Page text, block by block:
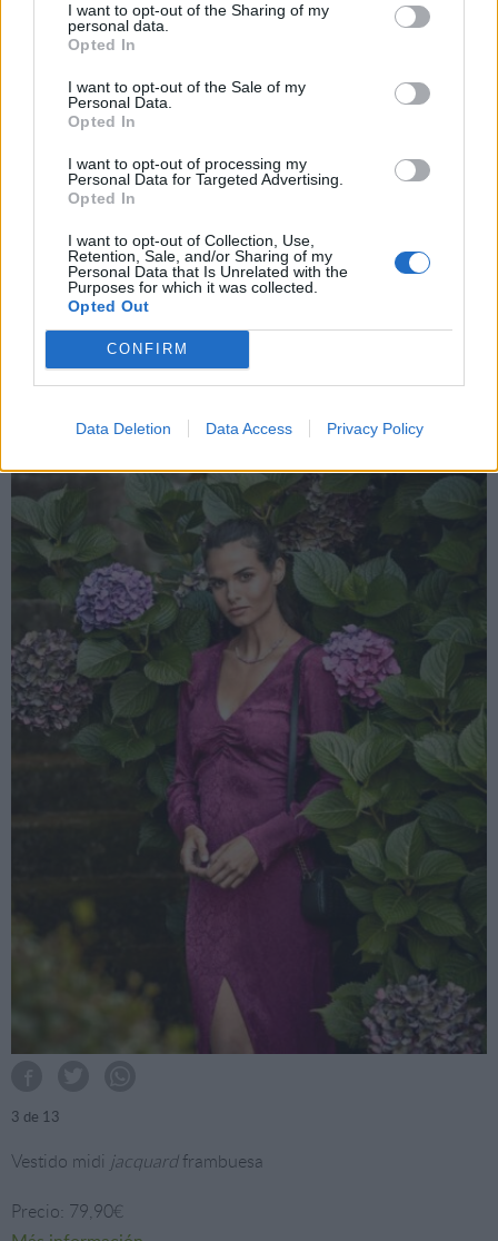
I want to opt-out of the Sharing of my
personal data.
Opted In
I want to opt-out of the Sale of my
Personal Data.
Opted In
I want to opt-out of processing my
Personal Data for Targeted Advertising.
Opted In
I want to opt-out of Collection, Use,
Retention, Sale, and/or Sharing of my
Personal Data that Is Unrelated with the
Purposes for which it was collected.
Opted Out
CONFIRM
Data Deletion Data Access Privacy Policy
collegeochos en color crema
Precio: 64,90€
Más información
3 de 13
Vestido midi jacquardframbuesa
Precio: 79,90€